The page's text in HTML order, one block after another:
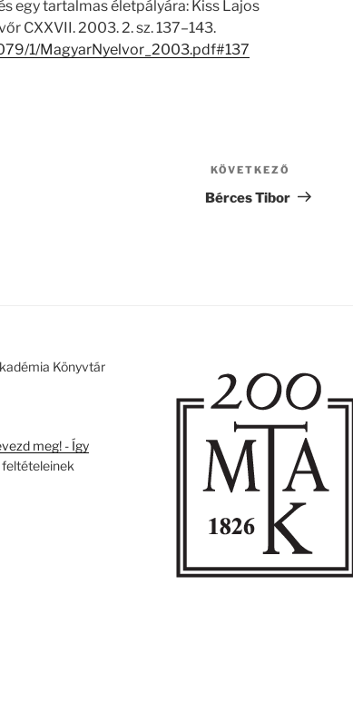
egy tartalmas életpályára: Kiss Lajos
CXXVII. 2003. 2. sz. 137–143.
1/MagyarNyelvor_2003.pdf#137
bejegyzés
KÖVETKEZŐ
Bérces Tibor
Könyvtár
meg! - Így
feltételeinek